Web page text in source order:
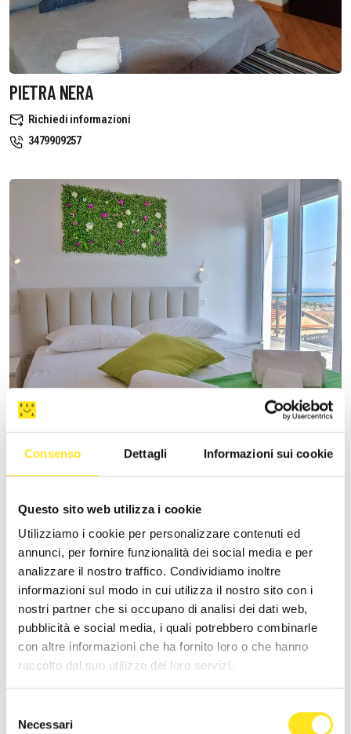
Consenso Dettagli Informazioni sui cookie
Questo sito web utilizza i cookie
Utilizziamo i cookie per personalizzare contenuti ed
annunci, per fornire funzionalità dei social media e per
analizzare il nostro traffico. Condividiamo inoltre
informazioni sul modo in cui utilizza il nostro sito con i
nostri partner che si occupano di analisi dei dati web,
pubblicità e social media, i quali potrebbero combinarle
con altre informazioni che ha fornito loro o che hanno
raccolto dal suo utilizzo dei loro servizi.
delNecessari
PIETRA NERA
Richiedi informazioni
3479909257
VILLA VANI
+393335085250